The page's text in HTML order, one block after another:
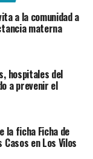
a la comunidad a
materna
hospitales del
a prevenir el
la ficha Ficha de
Casos en Los Vilos